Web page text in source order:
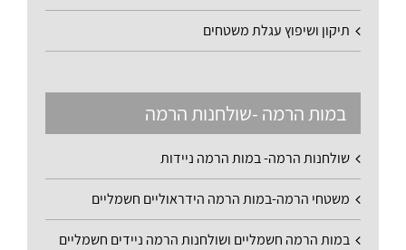
תיקון ושיפוץ עגלת משטחים
במות הרמה -שולחנות הרמה
שולחנות הרמה- במות הרמה ניידות
משטחי הרמה-במות הרמה הידראוליים חשמליים
במות הרמה חשמליים ושולחנות הרמה ניידים חשמליים